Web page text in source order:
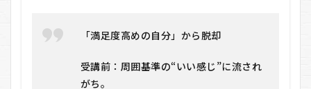
「満足度高めの自分」から脱却
受講前：周囲基準の“いい感じ”に流され
がち。